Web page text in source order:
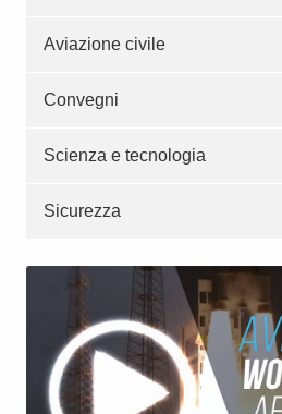
Aviazione civile
Convegni
Scienza e tecnologia
Sicurezza